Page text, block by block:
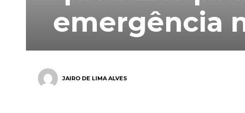
emergência
JAIRO DE LIMA ALVES